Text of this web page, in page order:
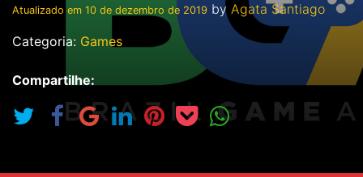
Atualizado em 10 de dezembro de 2019 by Agata Santiago
Categoria: Games
Compartilhe: